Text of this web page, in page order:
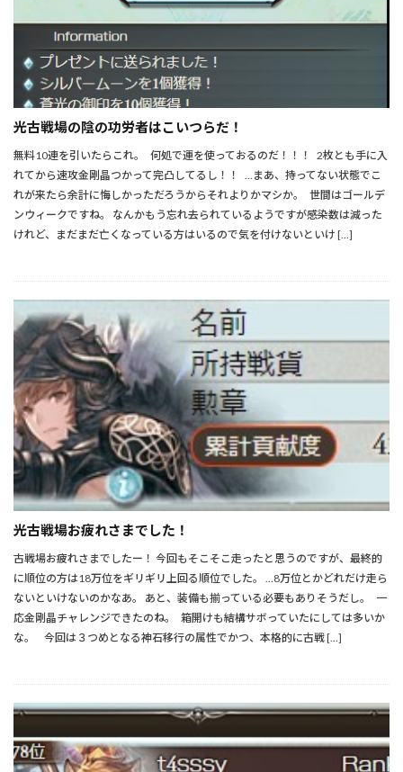
光古戦場の陰の功労者はこいつらだ！
無料10連を引いたらこれ。 何処で運を使っておるのだ！！！ 2枚とも手に入
れてから速攻金剛晶つかって完凸してるし！！ …まあ、持ってない状態でこ
れが来たら余計に悔しかっただろうからそれよりかマシか。 世間はゴールデ
ンウィークですね。 なんかもう忘れ去られているようですが感染数は減った
けれど、まだまだ亡くなっている方はいるので気を付けないといけ […]
光古戦場お疲れさまでした！
古戦場お疲れさまでしたー！ 今回もそこそこ走ったと思うのですが、最終的
に順位の方は18万位をギリギリ上回る順位でした。 …8万位とかどれだけ走ら
ないといけないのかなあ。 あと、装備も揃っている必要もありそうだし。 一
応金剛晶チャレンジできたのね。 箱開けも結構サボっていたにしては多いか
な。 今回は３つめとなる神石移行の属性でかつ、本格的に古戦 […]